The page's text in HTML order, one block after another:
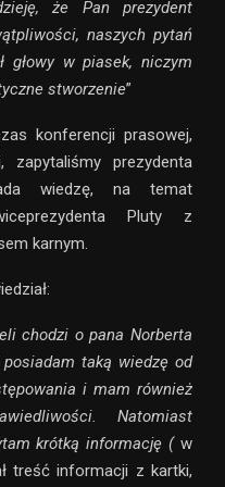
że Pan prezydent
naszych pytań
głowy w piasek, niczym
stworzenie”
konferencji prasowej,
prezydenta
wiedzę, na temat
Pluty z
karnym.
chodzi o pana Norberta
taką wiedzę od
i mam również
Natomiast
krótką informację (w
treść informacji z kartki,